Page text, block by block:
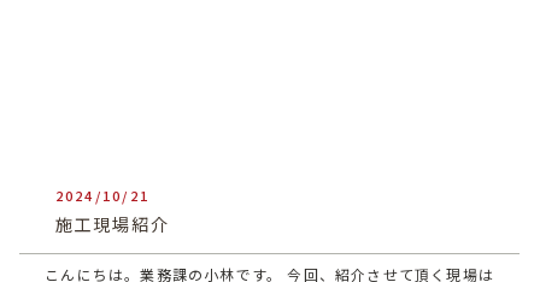
2024/10/21
施工現場紹介
こんにちは。業務課の小林です。 今回、紹介させて頂く現場は